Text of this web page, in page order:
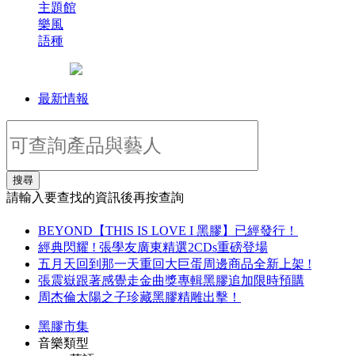
主題館
樂風
語種
最新情報
搜尋
請輸入要查找的資訊後再按查詢
BEYOND【THIS IS LOVE I 黑膠】已經發行！
經典閃耀 ! 張學友廣東精選2CDs重磅登場
五月天回到那一天重回大巨蛋周邊商品全新上架 !
張震嶽跟著感覺走金曲獎專輯黑膠追加限時預購
周杰倫太陽之子珍藏黑膠精雕出擊！
黑膠市集
音樂類型